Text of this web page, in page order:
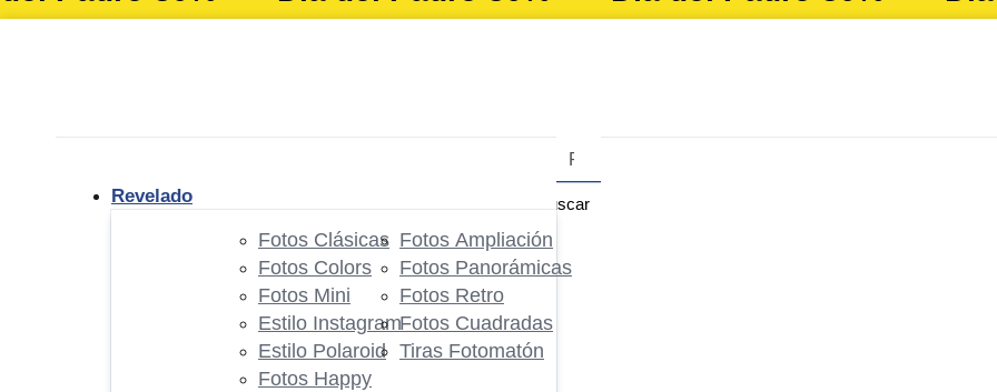
Buscar
Revelado
Fotos Clásicas
Fotos Colors
Fotos Mini
Estilo Instagram
Estilo Polaroid
Fotos Happy
Fotos Ampliación
Fotos Panorámicas
Fotos Retro
Fotos Cuadradas
Tiras Fotomatón